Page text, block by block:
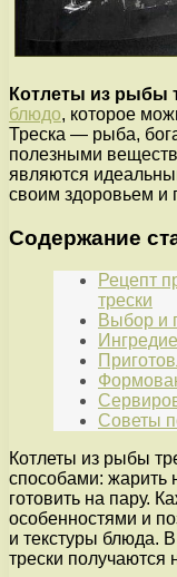
Котлеты из рыбы
блюдо, которое
Треска — рыба,
полезными
являются
своим здоровьем и
Содержание
Рецепт
трески
Выбор и
Советы
Котлеты из рыбы
способами: жарить
готовить на пару.
особенностями и
и текстуры блюда.
трески